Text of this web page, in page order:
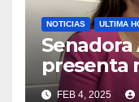
NOTICIAS ULTIMA
Senadora
presenta
violencia
FEB 4, 2025